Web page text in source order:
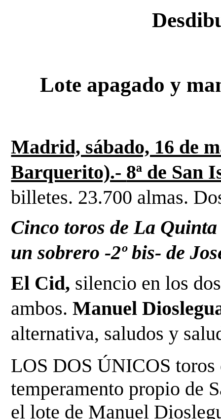
Lote apagado y
Madrid, sábado, 16 de
Barquerito).- 8ª de San
billetes. 23.700 almas.
Cinco toros de La
un sobrero -2º bis- de
El Cid, silencio en los
ambos. Manuel
alternativa, saludos y
LOS DOS ÚNICOS toros
temperamento propio de
el lote de Manuel